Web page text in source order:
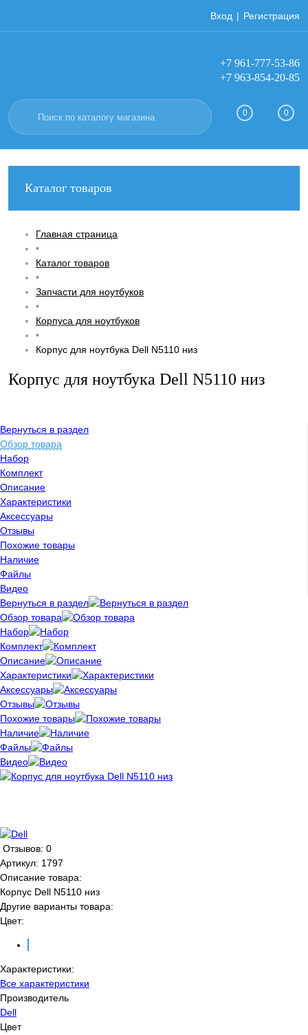
Вход Регистрация
+7 961-777-53-86
+7 963-854-20-85
0 0
Каталог товаров
Главная страница
•
Каталог товаров
•
Запчасти для ноутбуков
•
Корпуса для ноутбуков
•
Корпус для ноутбука Dell N5110 низ
Корпус для ноутбука Dell N5110 низ
Вернуться в раздел
Обзор товара
Набор
Комплект
Описание
Характеристики
Аксессуары
Отзывы
Похожие товары
Наличие
Файлы
Видео
Вернуться в раздел
Обзор товара
Набор
Комплект
Описание
Характеристики
Аксессуары
Отзывы
Похожие товары
Наличие
Файлы
Видео
Отзывов: 0
Артикул: 1797
Описание товара:
Корпус Dell N5110 низ
Другие варианты товара:
Цвет:
Характеристики:
Все характеристики
Производитель
Dell
Цвет